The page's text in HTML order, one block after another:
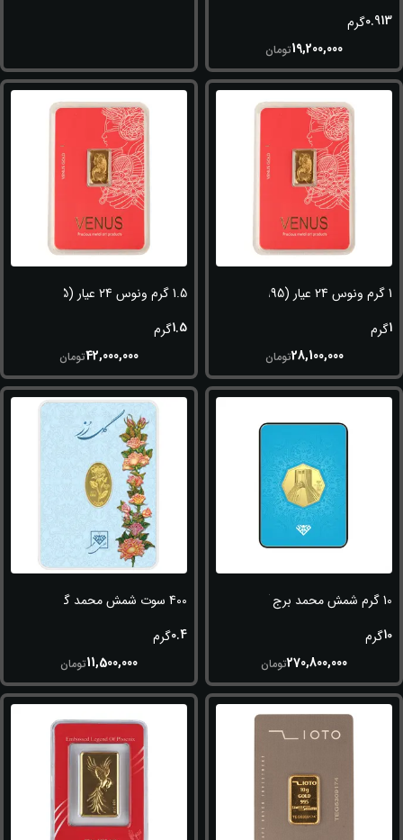
0.913گرم
19,200,000تومان
1 گرم ونوس 24 عیار (995)
1گرم
28,100,000تومان
1.5 گرم ونوس 24 عیار (995)
1.5گرم
42,000,000تومان
10 گرم شمش محمد برج آزادی(شهیاد) 24 عیار (995)
10گرم
270,800,000تومان
400 سوت شمش محمد گل رز 24 عیار (995)
0.4گرم
11,500,000تومان